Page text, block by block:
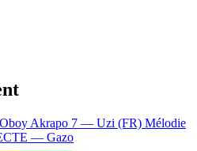
Akrapo 7 — Uzi (FR) Mélodie
— Gazo